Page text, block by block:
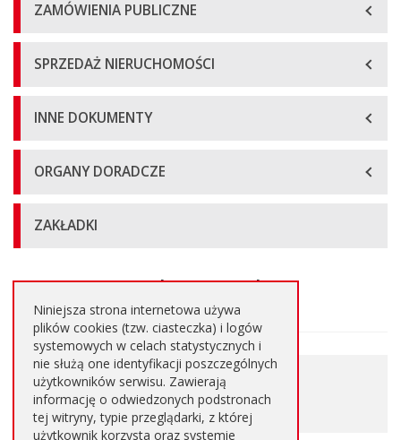
ZAMÓWIENIA PUBLICZNE
SPRZEDAŻ NIERUCHOMOŚCI
INNE DOKUMENTY
ORGANY DORADCZE
ZAKŁADKI
Główna
strony
Pytania i odpowiedzi
0.263 MB
PDF
Pobierz plik
Niniejsza strona internetowa używa
plików cookies (tzw. ciasteczka) i logów
systemowych w celach statystycznych i
nie służą one identyfikacji poszczególnych
użytkowników serwisu. Zawierają
informację o odwiedzonych podstronach
tej witryny, typie przeglądarki, z której
użytkownik korzysta oraz systemie